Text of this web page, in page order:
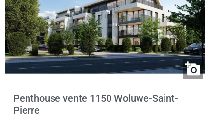
Penthouse vente 1150 Woluwe-Saint-
Pierre